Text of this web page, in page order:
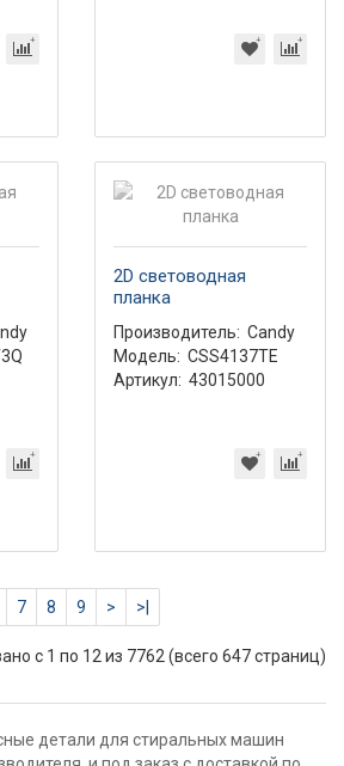
2D световодная
планка
Производитель: Candy
Модель: CSS4137TE
Артикул: 43015000
7 8 9 > >|
с 1 по 12 из 7762 (всего 647 страниц)
детали для стиральных машин